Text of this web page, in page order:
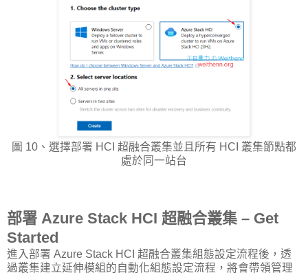
圖 10、選擇部署 HCI 超融合叢集並且所有 HCI 叢集節點都
處於同一站台
部署 Azure Stack HCI 超融合叢集 – Get
Started
進入部署 Azure Stack HCI 超融合叢集組態設定流程後，透
過叢集建立延伸模組的自動化組態設定流程，將會帶領管理